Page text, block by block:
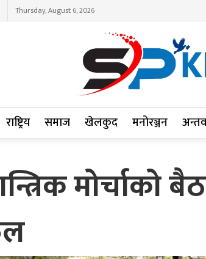
Thursday, August 6, 2026
राष्ट्रिय समाज खेलकुद मनोरञ्जन
मोर्चाको